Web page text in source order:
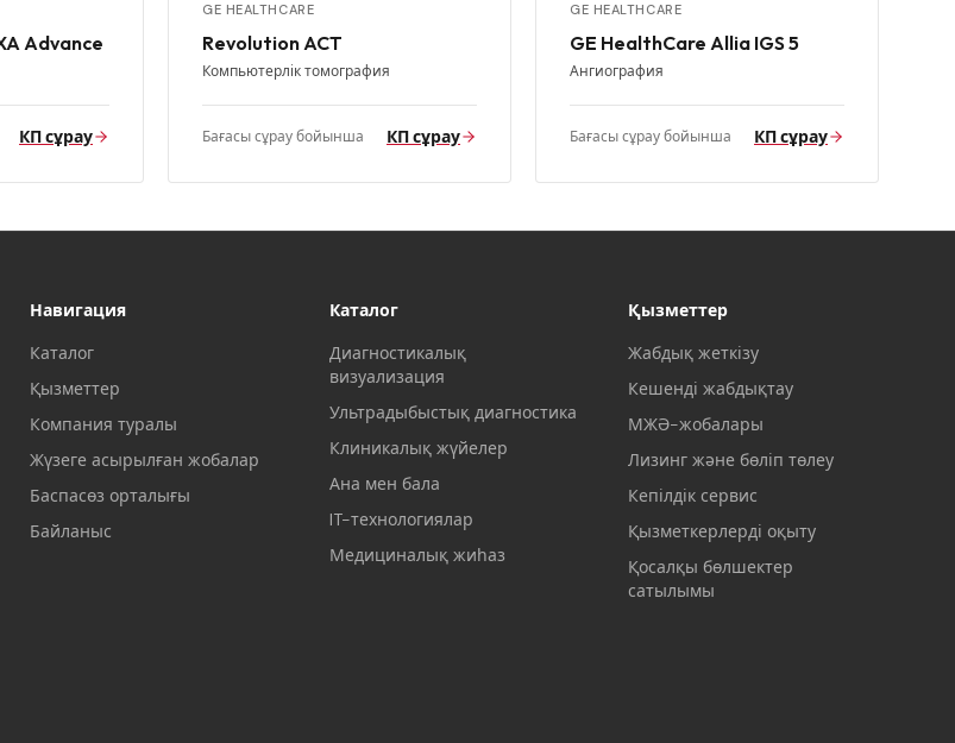
Advance
КП сұрау
GE HEALTHCARE
Revolution ACT
Компьютерлік томография
Бағасы сұрау бойынша КП сұрау
GE HEALTHCARE
GE HealthCare Allia IGS 5
Ангиография
Бағасы сұрау бойынша КП сұрау
Навигация
Каталог
Қызметтер
Компания туралы
Жүзеге асырылған жобалар
Баспасөз орталығы
Байланыс
Каталог
Диагностикалық
визуализация
Ультрадыбыстық диагностика
Клиникалық жүйелер
Ана мен бала
IT-технологиялар
Медициналық жиһаз
Қызметтер
Жабдық жеткізу
Кешенді жабдықтау
МЖӘ-жобалары
Лизинг және бөліп төлеу
Кепілдік сервис
Қызметкерлерді оқыту
Қосалқы бөлшектер
сатылымы